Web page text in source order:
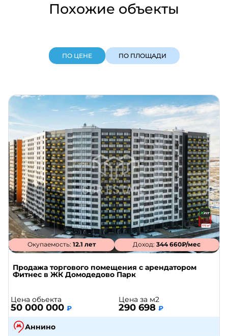
Похожие объекты
ПО ЦЕНЕ ПО ПЛОЩАДИ
Окупаемость: 12.1 лет Доход:344 660₽/мес
Продажа торгового помещения с арендатором
Фитнес в ЖК Домодедово Парк
Цена обьекта
50 000 000 ₽
Цена за м2
290 698 ₽
Аннино